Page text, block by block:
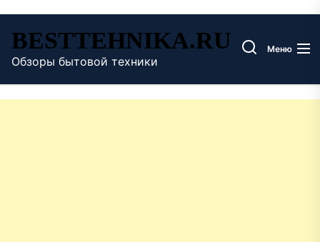
содержимому
BESTTEHNIKA.RU
Обзоры бытовой техники
Меню